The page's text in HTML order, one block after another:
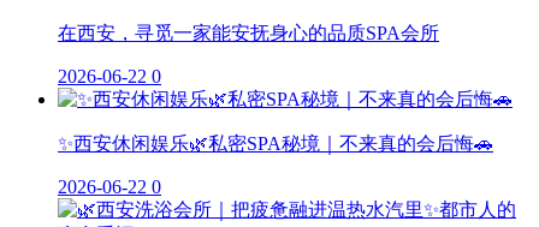
在西安，寻觅一家能安抚身心的品质SPA会所
2026-06-22 0
✨西安休闲娱乐🌿私密SPA秘境｜不来真的会后悔🚗
2026-06-22 0